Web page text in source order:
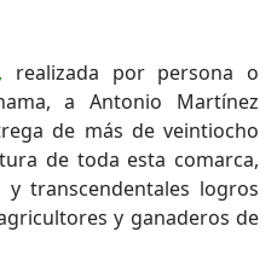
realizada por persona o
a Antonio Martínez
de más de veintiocho
de toda esta comarca,
transcendentales logros
y ganaderos de